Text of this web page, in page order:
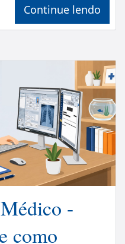
Continue lendo
-
como